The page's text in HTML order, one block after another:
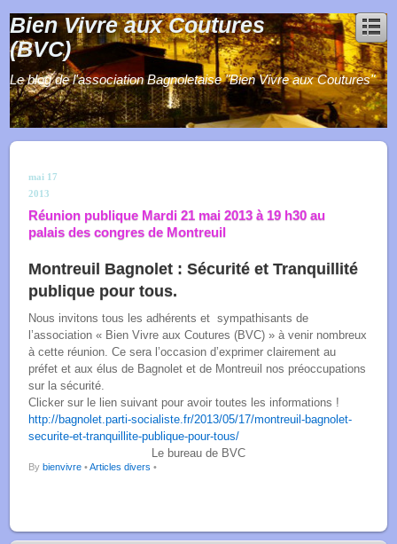
Bien Vivre aux Coutures
(BVC)
Le blog de l'association Bagnoletaise "Bien Vivre aux Coutures"
mai 17
2013
Réunion publique Mardi 21 mai 2013 à 19 h30 au
palais des congres de Montreuil
Montreuil Bagnolet : Sécurité et Tranquillité
publique pour tous.
Nous invitons tous les adhérents et sympathisants de
l’association « Bien Vivre aux Coutures (BVC) » à venir nombreux
à cette réunion. Ce sera l’occasion d’exprimer clairement au
préfet et aux élus de Bagnolet et de Montreuil nos préoccupations
sur la sécurité.
Clicker sur le lien suivant pour avoir toutes les informations !
http://bagnolet.parti-socialiste.fr/2013/05/17/montreuil-bagnolet-
securite-et-tranquillite-publique-pour-tous/
Le bureau de BVC
Bybienvivre • Articles divers •